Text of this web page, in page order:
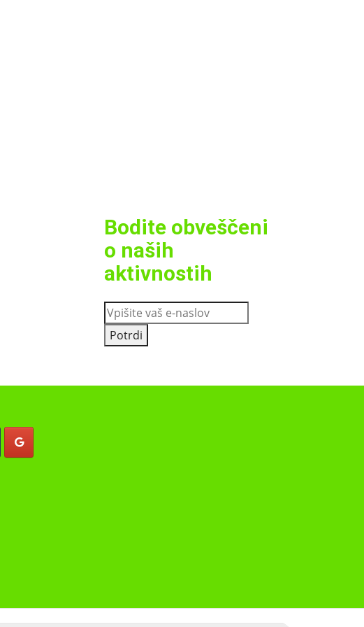
Bodite obveščeni
o naših
aktivnostih